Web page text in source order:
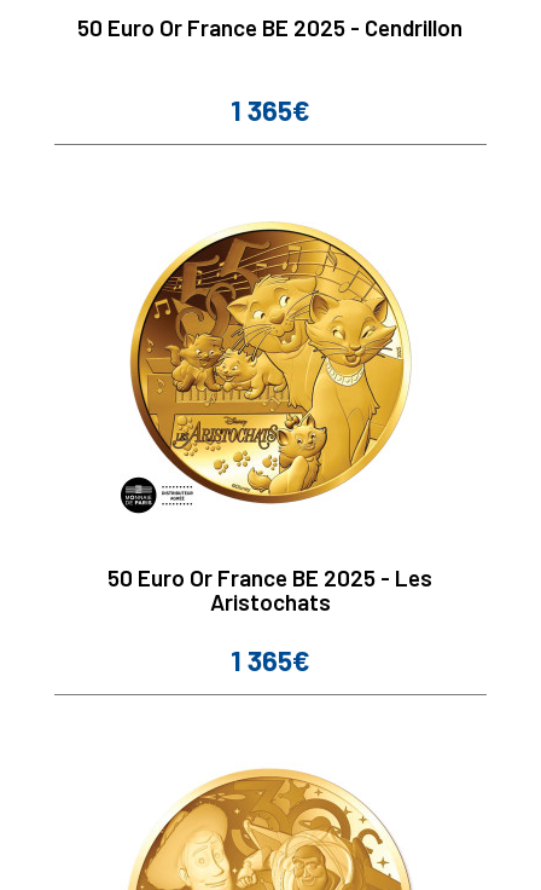
50 Euro Or France BE 2025 - Cendrillon
Prix
1 365€
50 Euro Or France BE 2025 - Les
Aristochats
Prix
1 365€